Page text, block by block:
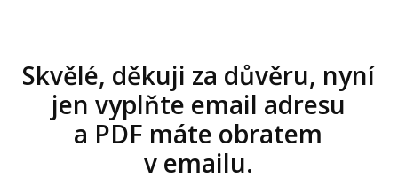
Skvělé, děkuji za důvěru, nyní
jen vyplňte email adresu
a PDF máte obratem
v emailu.